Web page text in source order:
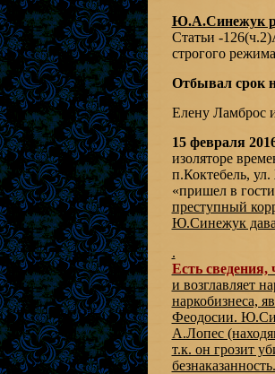
Ю.А.Синежук
Статьи -
строгого
Отбывал срок
Елену Ламброс
15 февраля
изоляторе
п.Коктебель,
«пришел в
преступный
Ю.Синежук
.
Есть
и возглавляет
наркобизнеса,
Феодосии.
А.Лопес
т.к. он грозит
безнаказанность.